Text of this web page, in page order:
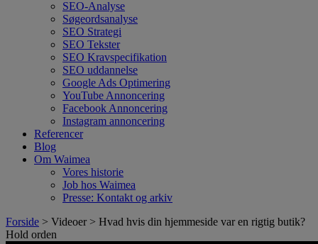
SEO-Analyse
Søgeordsanalyse
SEO Strategi
SEO Tekster
SEO Kravspecifikation
SEO uddannelse
Google Ads Optimering
YouTube Annoncering
Facebook Annoncering
Instagram annoncering
Referencer
Blog
Om Waimea
Vores historie
Job hos Waimea
Presse: Kontakt og arkiv
Forside > Videoer > Hvad hvis din hjemmeside var en rigtig butik?
Hold orden